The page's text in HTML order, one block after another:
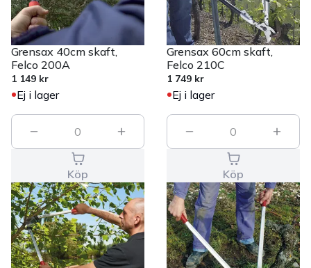
Grensax 40cm skaft,
Felco 200A
1 149 kr
Ej i lager
0
Köp
Grensax 60cm skaft,
Felco 210C
1 749 kr
Ej i lager
0
Köp